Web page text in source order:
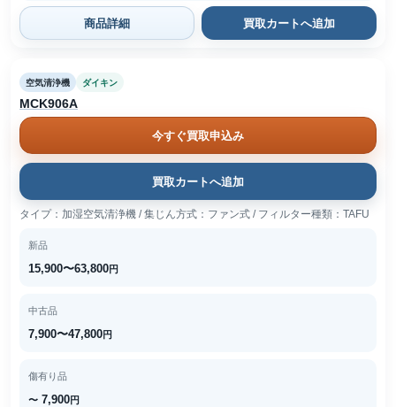
商品詳細 買取カートへ追加
空気清浄機 ダイキン
MCK906A
今すぐ買取申込み
買取カートへ追加
タイプ：加湿空気清浄機 / 集じん方式：ファン式 / フィルター種類：TAFU
新品
15,900〜63,800円
中古品
7,900〜47,800円
傷有り品
〜 7,900円